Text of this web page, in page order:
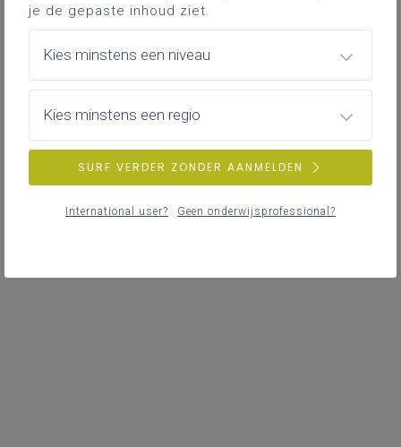
je de gepaste inhoud ziet.
Kies minstens een niveau
Kies minstens een regio
SURF VERDER ZONDER AANMELDEN
International user? Geen onderwijsprofessional?